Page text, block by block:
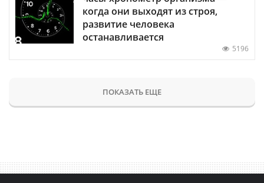
когда они выходят из строя,
развитие человека
останавливается
5196
ПОКАЗАТЬ ЕЩЕ